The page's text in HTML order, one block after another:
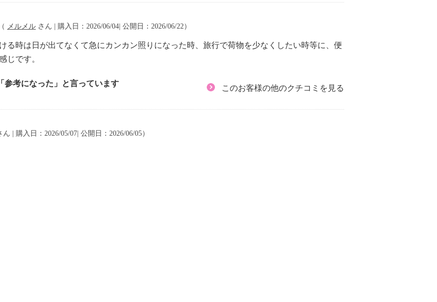
（ メルメル さん | 購入日：2026/06/04| 公開日：2026/06/22）
る時は日が出てなくて急にカンカン照りになった時、旅行で荷物を少なくしたい時等に、便
じです。
参考になった」と言っています
このお客様の他のクチコミを見る
ん | 購入日：2026/05/07| 公開日：2026/06/05）